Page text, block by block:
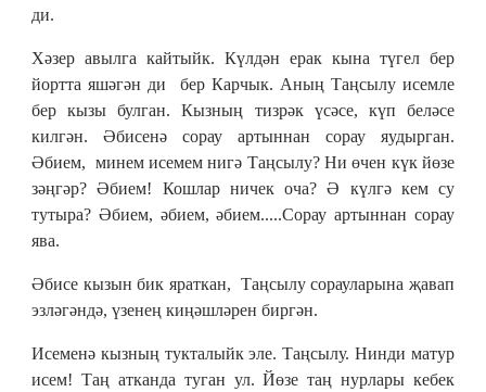
ди.
Хәзер авылга кайтыйк. Күлдән ерак кына түгел бер
йортта яшәгән ди бер Карчык. Аның Таңсылу исемле
бер кызы булган. Кызның тизрәк үсәсе, күп беләсе
килгән. Әбисенә сорау артыннан сорау яудырган.
Әбием, минем исемем нигә Таңсылу? Ни өчен күк йөзе
зәңгәр? Әбием! Кошлар ничек оча? Ә күлгә кем су
тутыра? Әбием, әбием, әбием.....Сорау артыннан сорау
ява.
Әбисе кызын бик яраткан, Таңсылу сорауларына җавап
эзләгәндә, үзенең киңәшләрен биргән.
Исеменә кызның тукталыйк эле. Таңсылу. Нинди матур
исем! Таң атканда туган ул. Йөзе таң нурлары кебек